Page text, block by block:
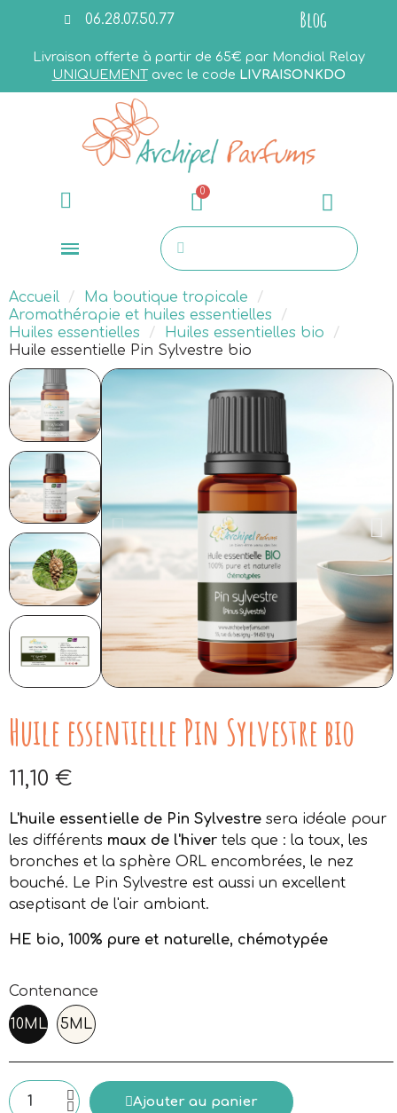
06.28.07.50.77 Blog
Livraison offerte à partir de 65€ par Mondial Relay
UNIQUEMENTavec le code LIVRAISONKDO
Accueil
Ma boutique tropicale
Aromathérapie et huiles essentielles
Huiles essentielles
Huiles essentielles bio
Huile essentielle Pin Sylvestre bio
Huile essentielle Pin Sylvestre bio
11,10 €
L'huile essentielle de Pin Sylvestre sera idéale pour
les différents maux de l'hiver tels que : la toux, les
bronches et la sphère ORL encombrées, le nez
bouché. Le Pin Sylvestre est aussi un excellent
aseptisant de l'air ambiant.
HE bio, 100% pure et naturelle, chémotypée
Contenance
10ML 5ML
Ajouter au panier